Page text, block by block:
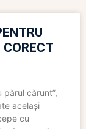
cărunt”,
același
cu